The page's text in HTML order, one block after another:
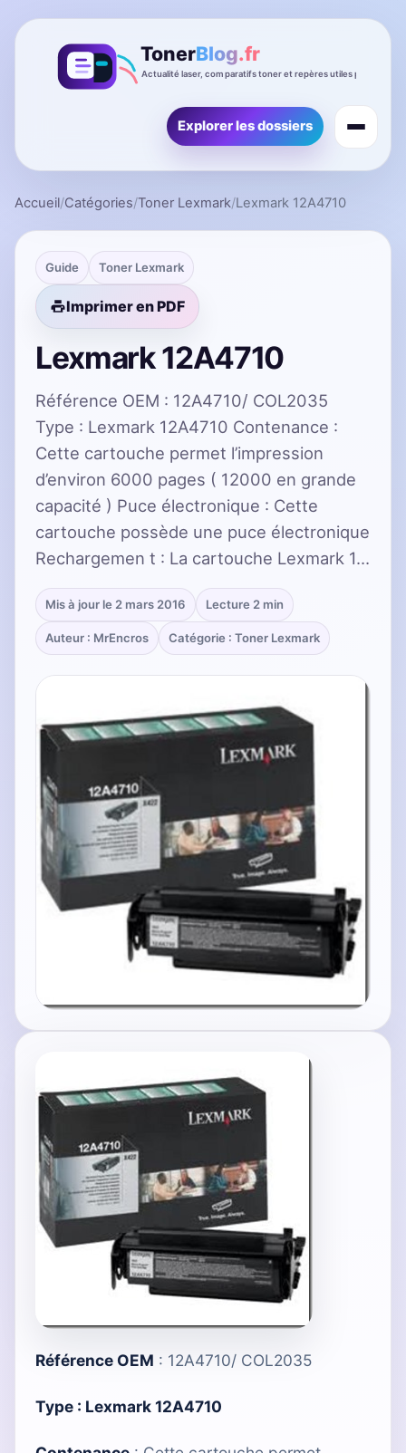
Explorer les dossiers
Accueil/Catégories/Toner Lexmark/Lexmark 12A4710
Guide Toner Lexmark
Imprimer en PDF
Lexmark 12A4710
Référence OEM : 12A4710/ COL2035
Type : Lexmark 12A4710 Contenance :
Cette cartouche permet l’impression
d’environ 6000 pages ( 12000 en grande
capacité ) Puce électronique : Cette
cartouche possède une puce électronique
Rechargemen t : La cartouche Lexmark 1…
Mis à jour le 2 mars 2016 Lecture 2 min
Auteur : MrEncros Catégorie : Toner Lexmark
Référence OEM : 12A4710/ COL2035
Type : Lexmark 12A4710